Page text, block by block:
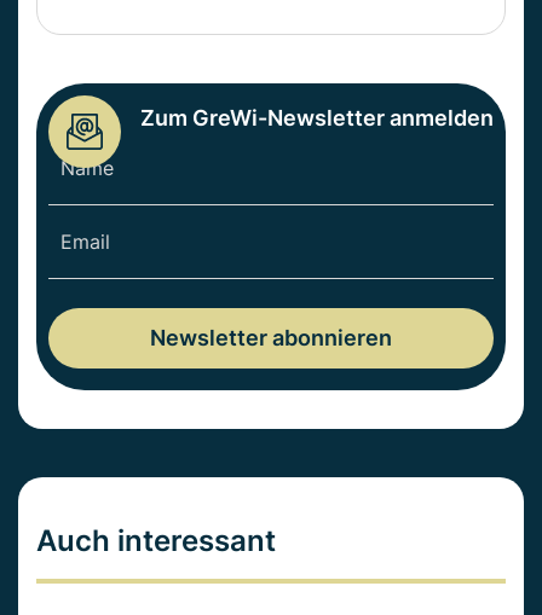
Zum GreWi-Newsletter anmelden
Auch interessant